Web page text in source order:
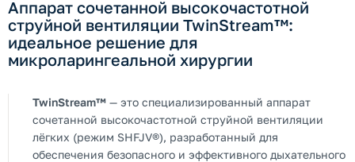
Аппарат сочетанной высокочастотной
струйной вентиляции TwinStream™:
идеальное решение для
микроларингеальной хирургии
TwinStream™ — это специализированный аппарат
сочетанной высокочастотной струйной вентиляции
лёгких (режим SHFJV®), разработанный для
обеспечения безопасного и эффективного дыхательного